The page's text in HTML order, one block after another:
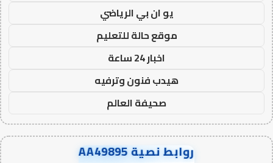
يو ان بي الرياضي
موقع حالة للتعليم
اخبار 24 ساعة
هيدب فنون وترفيه
صحيفة العالم
روابط نصية AA49895